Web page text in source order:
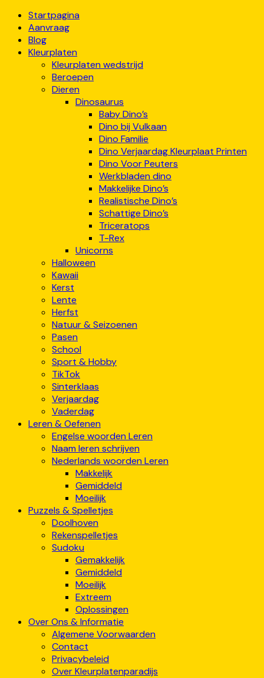
Startpagina
Aanvraag
Blog
Kleurplaten
Kleurplaten wedstrijd
Beroepen
Dieren
Dinosaurus
Baby Dino’s
Dino bij Vulkaan
Dino Familie
Dino Verjaardag Kleurplaat Printen
Dino Voor Peuters
Werkbladen dino
Makkelijke Dino’s
Realistische Dino’s
Schattige Dino’s
Triceratops
T-Rex
Unicorns
Halloween
Kawaii
Kerst
Lente
Herfst
Natuur & Seizoenen
Pasen
School
Sport & Hobby
TikTok
Sinterklaas
Verjaardag
Vaderdag
Leren & Oefenen
Engelse woorden Leren
Naam leren schrijven
Nederlands woorden Leren
Makkelijk
Gemiddeld
Moeilijk
Puzzels & Spelletjes
Doolhoven
Rekenspelletjes
Sudoku
Gemakkelijk
Gemiddeld
Moeilijk
Extreem
Oplossingen
Over Ons & Informatie
Algemene Voorwaarden
Contact
Privacybeleid
Over Kleurplatenparadijs